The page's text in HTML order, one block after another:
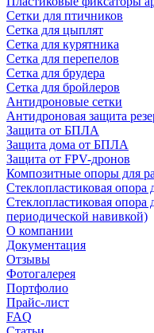
Сетки для птичников
Сетка для цыплят
Сетка для курятника
Сетка для перепелов
Сетка для брудера
Сетка для бройлеров
Антидроновые сетки
Антидроновая защита
Защита от БПЛА
Защита дома от БПЛА
Защита от FPV-дронов
Композитные опоры для
Стеклопластиковая
Стеклопластиковая опора
периодической навивкой)
О компании
Документация
Отзывы
Фотогалерея
Портфолио
Прайс-лист
FAQ